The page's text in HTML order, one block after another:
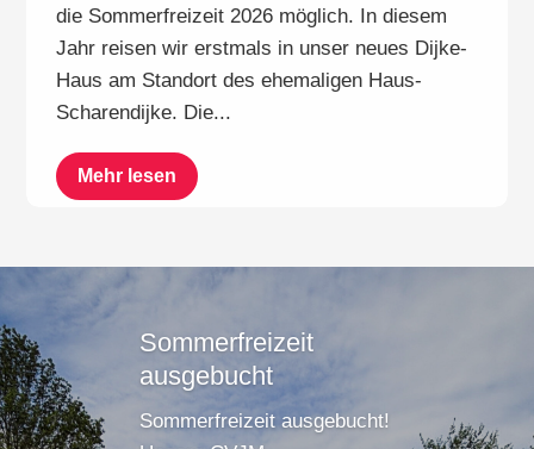
die Sommerfreizeit 2026 möglich. In diesem
Jahr reisen wir erstmals in unser neues Dijke-
Haus am Standort des ehemaligen Haus-
Scharendijke. Die...
Mehr lesen
Sommerfreizeit
ausgebucht
Sommerfreizeit ausgebucht!